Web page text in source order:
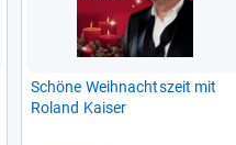
Schöne Weih­nachts­zeit mit
Roland Kai­ser